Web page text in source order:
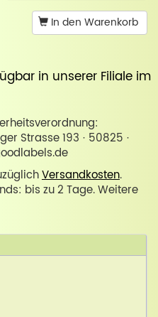
In den Warenkorb
in unserer Filiale im
Strasse 193 · 50825 ·
Versandkosten.
bis zu 2 Tage. Weitere